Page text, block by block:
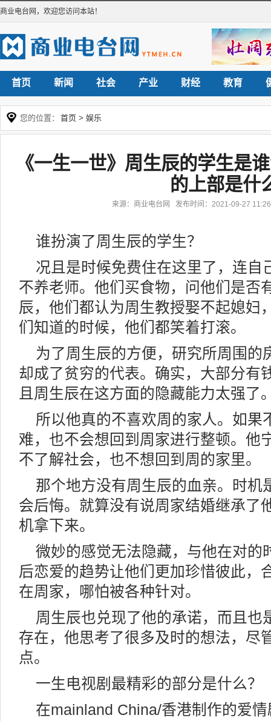
商业电台网 ，欢迎您访问本站！
首页 新闻 社会 产业 财经 教育
您的位置： 首页 > 娱乐
《一生一世》周生辰的学生是
的上部是什
来源：商业电台网 发布时间：2021-09-27
谁扮演了周生辰的学生？
况且是时候免费住在这里了，连自
不养老师。他们买食物，问他们是否
辰，他们都认为周生教授娶不起媳妇
们知道的时候，他们都笑着打滚。
为了周生辰的方便，研究所周围的
却成了贫穷的代表。确实，大部分有
且周生辰在这方面的隐藏能力太强了
所以他真的不喜欢周的家人。如果
难，也不会想回到周家进行整顿。他
不了解社会，也不想回到周的家里。
那个地方没有周生辰的血亲。时机
会后悔。就算没有说周家结婚继承了
机拿下来。
微妙的感觉无法隐藏，与他在对的
后恋爱的趋势让他们更加珍惜彼此，
在周家，哪怕被各种针对。
周生辰也兑现了他的承诺，而且也
存在，他思考了很多及时的想法，尽
点。
一生电视剧最精彩的部分是什么？
在mainland China/香港制作的爱